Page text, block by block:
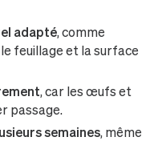
adapté, comme
feuillage et la surface
, car les œufs et
passage.
semaines, même